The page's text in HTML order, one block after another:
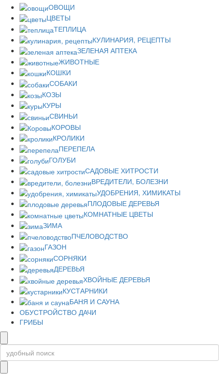
ОВОЩИ
ЦВЕТЫ
ТЕПЛИЦА
КУЛИНАРИЯ, РЕЦЕПТЫ
ЗЕЛЕНАЯ АПТЕКА
ЖИВОТНЫЕ
КОШКИ
СОБАКИ
КОЗЫ
КУРЫ
СВИНЬИ
КОРОВЫ
КРОЛИКИ
ПЕРЕПЕЛА
ГОЛУБИ
САДОВЫЕ ХИТРОСТИ
ВРЕДИТЕЛИ, БОЛЕЗНИ
УДОБРЕНИЯ, ХИМИКАТЫ
ПЛОДОВЫЕ ДЕРЕВЬЯ
КОМНАТНЫЕ ЦВЕТЫ
ЗИМА
ПЧЕЛОВОДСТВО
ГАЗОН
СОРНЯКИ
ДЕРЕВЬЯ
ХВОЙНЫЕ ДЕРЕВЬЯ
КУСТАРНИКИ
БАНЯ И САУНА
ОБУСТРОЙСТВО ДАЧИ
ГРИБЫ